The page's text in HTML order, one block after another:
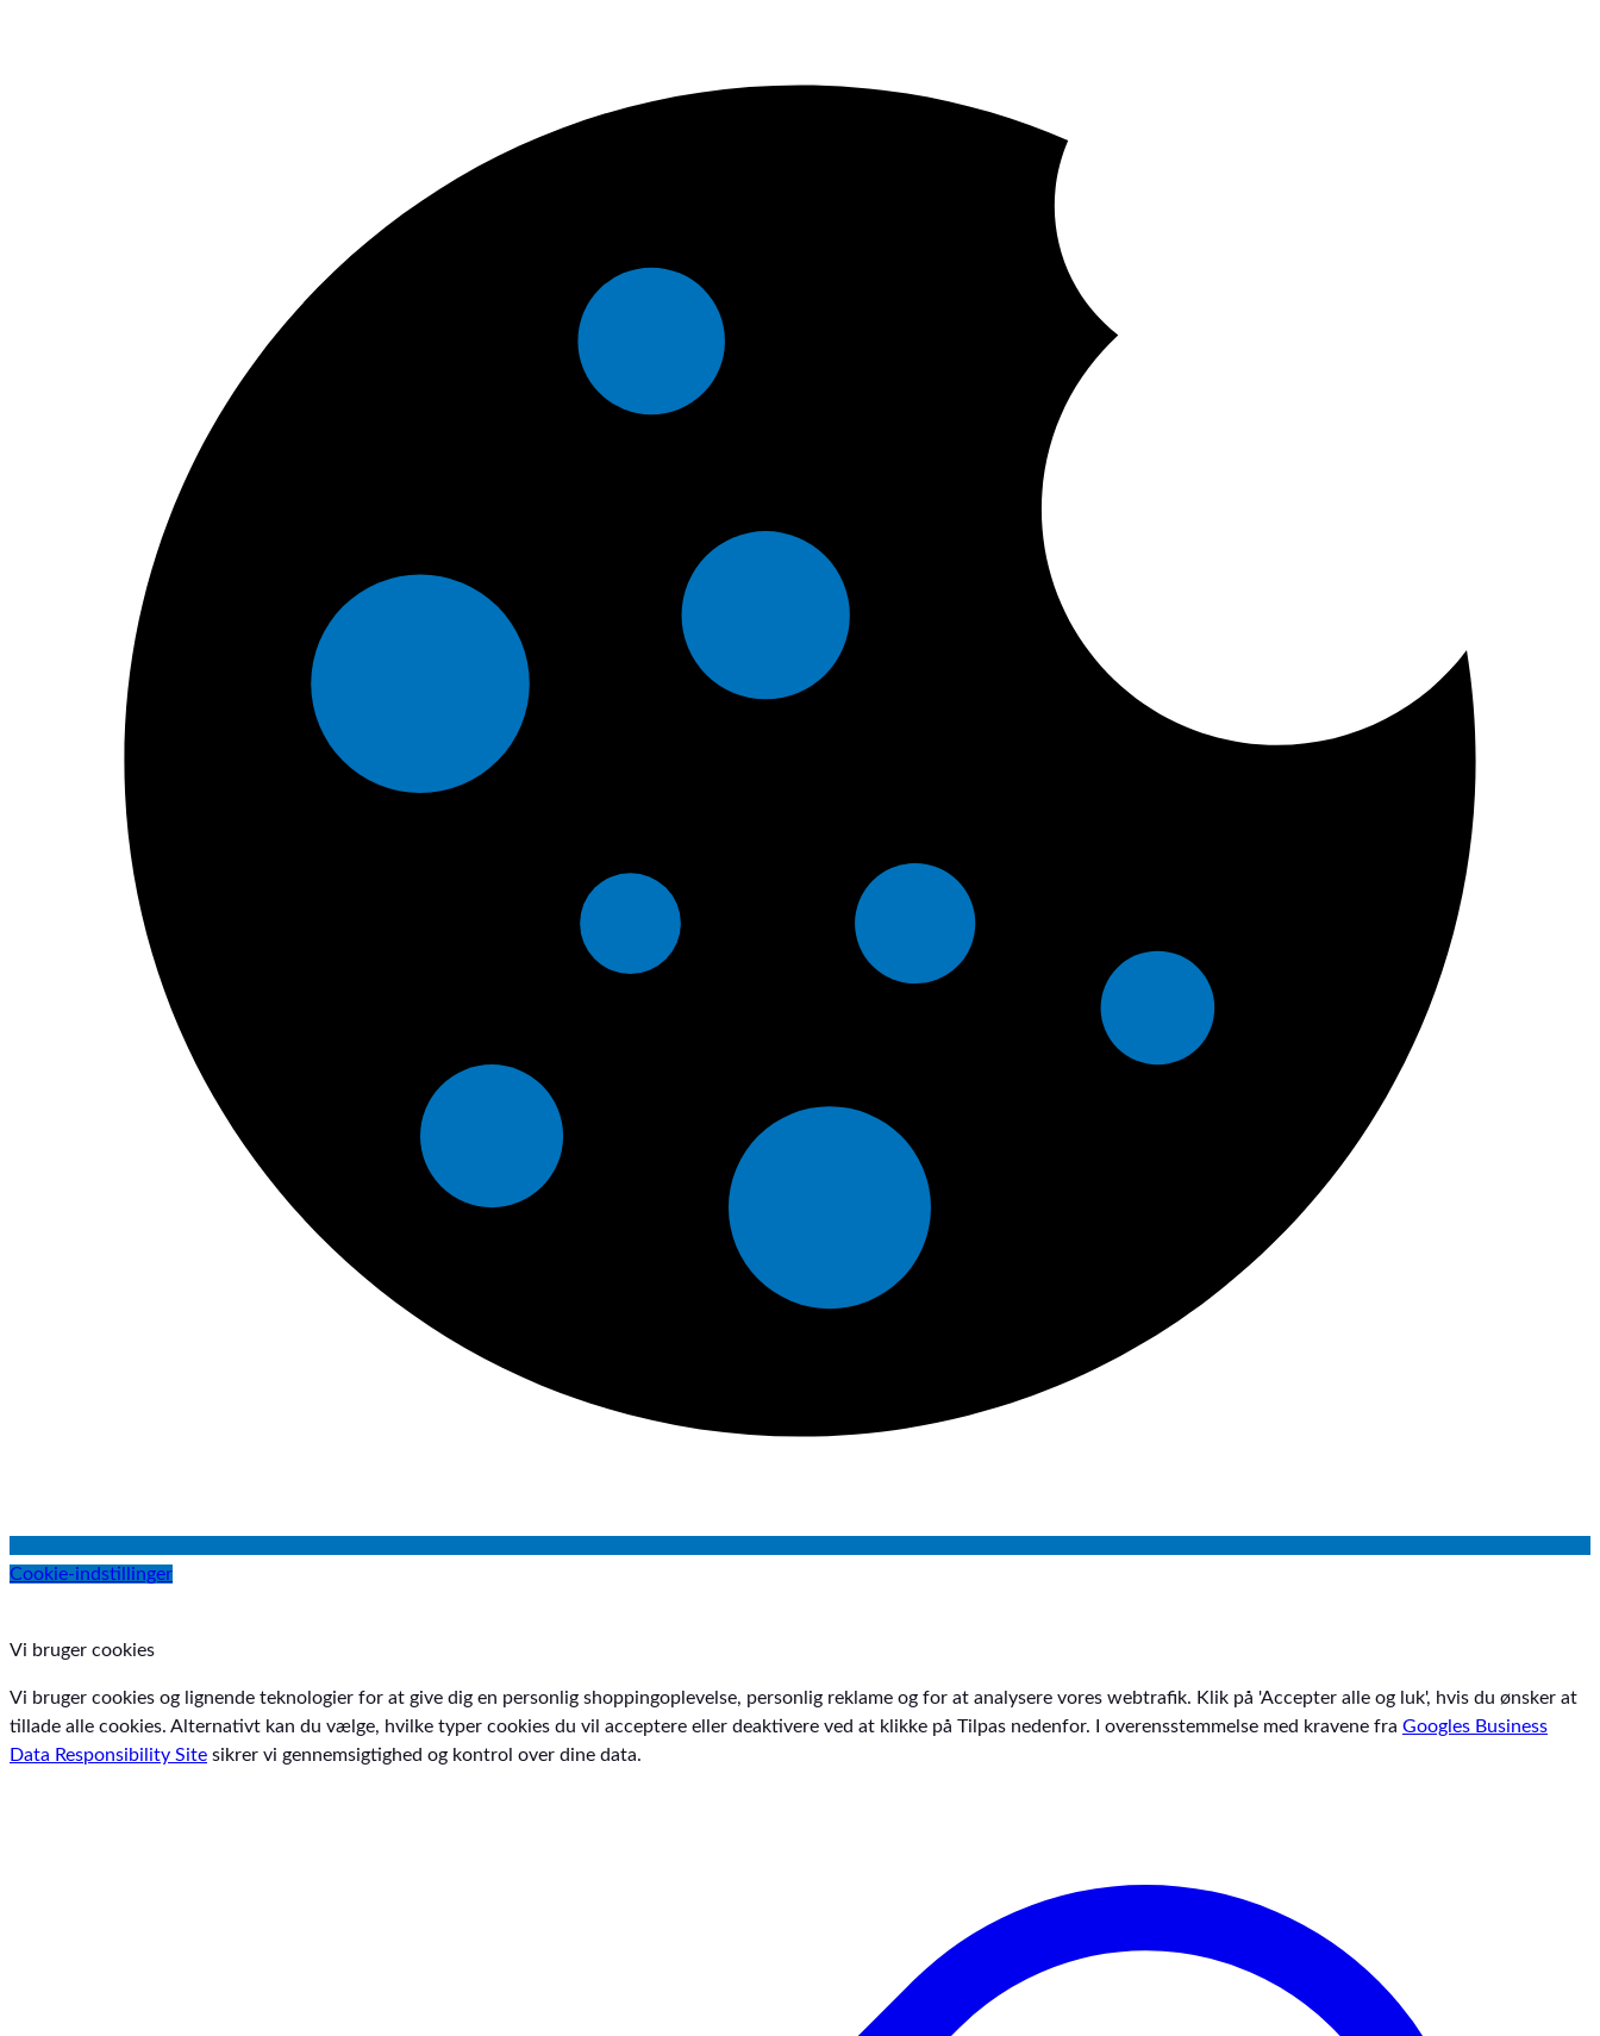
Cookie-indstillinger
Vi bruger cookies
Vi bruger cookies og lignende teknologier for at give dig en personlig shoppingoplevelse, personlig reklame og for at analysere vores webtrafik. Klik på 'Accepter alle og luk', hvis du ønsker at
tillade alle cookies. Alternativt kan du vælge, hvilke typer cookies du vil acceptere eller deaktivere ved at klikke på Tilpas nedenfor. I overensstemmelse med kravene fra Googles Business
Data Responsibility Site sikrer vi gennemsigtighed og kontrol over dine data.